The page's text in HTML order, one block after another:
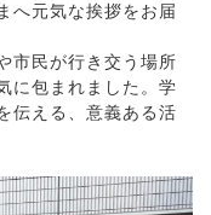
へ元気な挨拶をお届
市民が行き交う場所
に包まれました。学
伝える、意義ある活